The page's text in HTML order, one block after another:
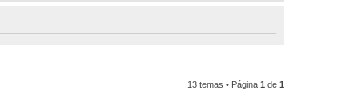
13 temas • Página 1 de 1